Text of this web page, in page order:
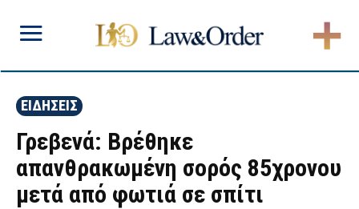
ΕΙΔΗΣΕΙΣ
Γρεβενά: Bρέθηκε
απανθρακωμένη σορός 85χρονου
μετά από φωτιά σε σπίτι